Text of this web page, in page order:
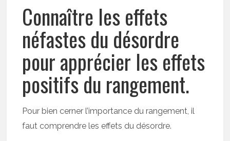
Connaître les effets
néfastes du désordre
pour apprécier les effets
positifs du rangement.
Pour bien cerner l’importance du rangement, il
faut comprendre les effets du désordre.